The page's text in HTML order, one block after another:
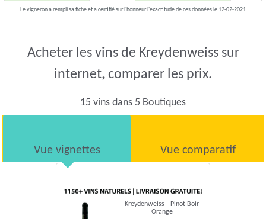
Le vigneron a rempli sa fiche et a certifié sur l'honneur l'exactitude de ces données le 12-02-2021
Acheter les vins de Kreydenweiss sur
internet, comparer les prix.
15 vins dans 5 Boutiques
Vue vignettes Vue comparatif
Kreydenweiss - Pinot Boir
Orange